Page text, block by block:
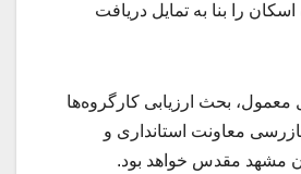
را بنا به تمایل دریافت
بحث ارزیابی کارگروه‌ها
معاونت استانداری و
مشهد مقدس خواهد بود.